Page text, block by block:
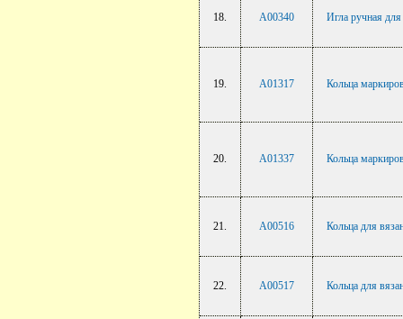
18. A00340 Игла ручная
19. A01317 Кольцa
20. A01337 Кольцa
21. A00516 Кольца для
22. A00517 Кольца для